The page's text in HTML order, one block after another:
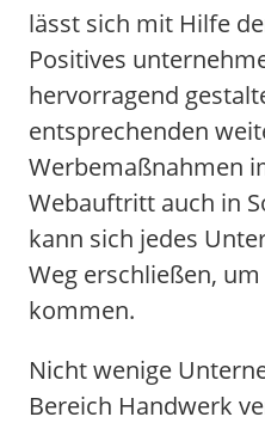
lässt sich mit Hilfe
Positives
hervorragend
entsprechenden
Werbemaßnahmen
Webauftritt auch in
kann sich jedes
Weg erschließen,
kommen.
Nicht wenige
Bereich Handwerk